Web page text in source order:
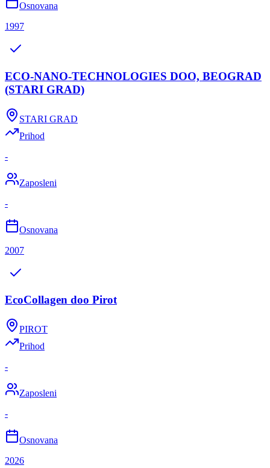
Osnovana
1997
ECO-NANO-TECHNOLOGIES DOO, BEOGRAD
(STARI GRAD)
STARI GRAD
Prihod
-
Zaposleni
-
Osnovana
2007
EcoCollagen doo Pirot
PIROT
Prihod
-
Zaposleni
-
Osnovana
2026